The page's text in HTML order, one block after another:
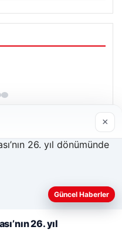
iyi anlayabilmek,
×
Güncel Haberler
26. yıl
Malta Dil Okulu|